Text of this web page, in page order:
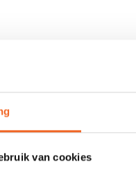
van cookies
peddel tijdens
De hoes heeft een extra